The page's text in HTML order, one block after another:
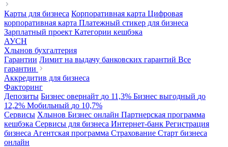
Карты для бизнеса Корпоративная карта Цифровая
корпоративная карта Платежный стикер для бизнеса
Зарплатный проект Категории кешбэка
АУСН
Хлынов бухгалтерия
Гарантии Лимит на выдачу банковских гарантий Все
гарантии
Аккредитив для бизнеса
Факторинг
Депозиты Бизнес овернайт до 11,3% Бизнес выгодный до
12,2% Мобильный до 10,7%
Сервисы Хлынов Бизнес онлайн Партнерская программа
кешбэка Сервисы для бизнеса Интернет-банк Регистрация
бизнеса Агентская программа Страхование Старт бизнеса
онлайн